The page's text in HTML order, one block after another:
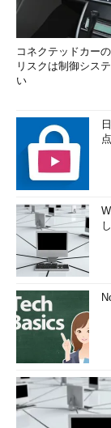
コネクテッドカー
リスクは制御シス
い